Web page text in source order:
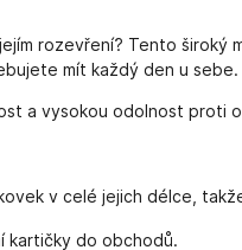
rozevření? Tento široký
mít každý den u sebe.
a vysokou odolnost proti
v celé jejich délce,
kartičky do obchodů.